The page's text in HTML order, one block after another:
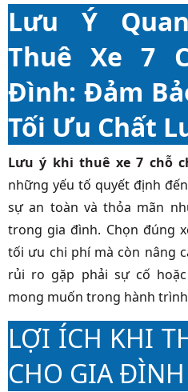
Lưu Ý
Thuê Xe 7
Đình: Đảm
Tối Ưu Chất
Lưu ý khi thuê xe 7 chỗ
những yếu tố quyết định
sự an toàn và thỏa mãn
trong gia đình. Chọn đúng
tối ưu chi phí mà còn nâng
rủi ro gặp phải sự cố
mong muốn trong hành
LỢI ÍCH KHI
CHO GIA ĐÌNH